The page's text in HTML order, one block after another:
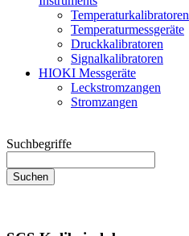
Temperaturkalibratoren
Temperaturmessgeräte
Druckkalibratoren
Signalkalibratoren
HIOKI Messgeräte
Leckstromzangen
Stromzangen
Suchbegriffe